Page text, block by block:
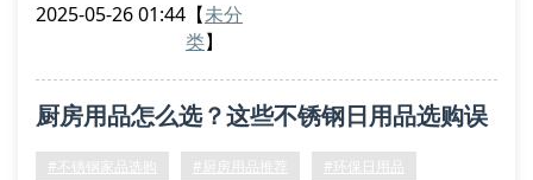
但要注意查看产品是否通过sgs环保认证。
有效防锈。实测显示，采用加厚材质的储物罐承重能力
提升40%，特别适合存放干货调料。选购时注意观察产
2025-05-26 01:44 【未分
类】
厨房用品怎么选？这些不锈钢日用品选购误
区要避开！
#不锈钢家品选购 #厨房用品推荐 #环保日用品